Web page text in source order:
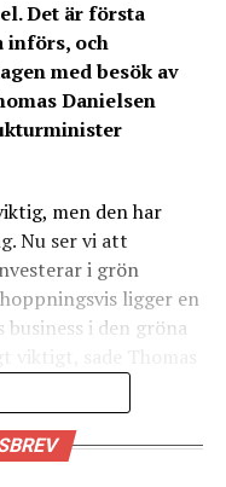
Det är första
införs, och
med besök av
Danielsen
men den har
Nu ser vi att
i grön
ligger en
i den gröna
en klimatvinst
som än